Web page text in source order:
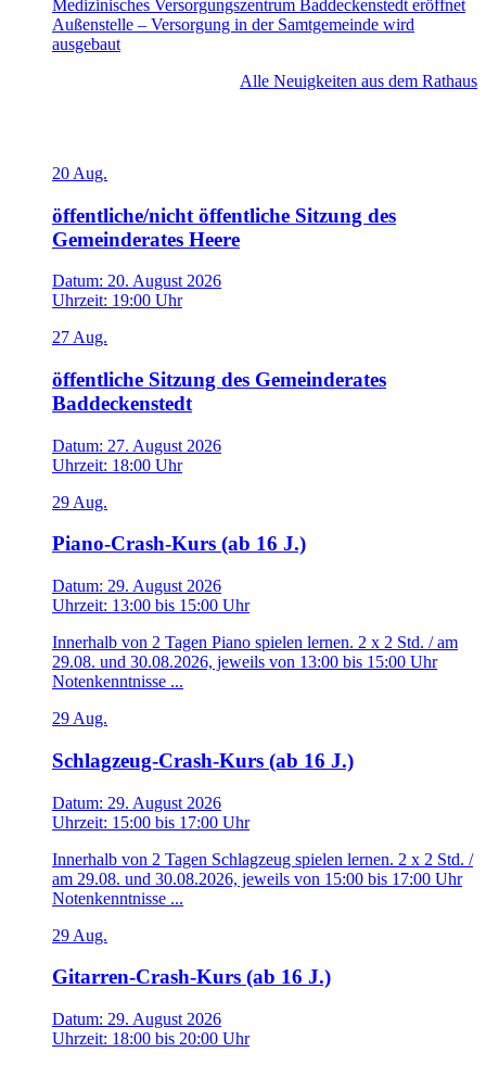
Medizinisches Versorgungszentrum Baddeckenstedt eröffnet
Außenstelle – Versorgung in der Samtgemeinde wird
ausgebaut
Alle Neuigkeiten aus dem Rathaus
20 Aug.
öffentliche/nicht öffentliche Sitzung des
Gemeinderates Heere
Datum: 20. August 2026
Uhrzeit: 19:00 Uhr
27 Aug.
öffentliche Sitzung des Gemeinderates
Baddeckenstedt
Datum: 27. August 2026
Uhrzeit: 18:00 Uhr
29 Aug.
Piano-Crash-Kurs (ab 16 J.)
Datum: 29. August 2026
Uhrzeit: 13:00 bis 15:00 Uhr
Innerhalb von 2 Tagen Piano spielen lernen. 2 x 2 Std. / am
29.08. und 30.08.2026, jeweils von 13:00 bis 15:00 Uhr
Notenkenntnisse ...
29 Aug.
Schlagzeug-Crash-Kurs (ab 16 J.)
Datum: 29. August 2026
Uhrzeit: 15:00 bis 17:00 Uhr
Innerhalb von 2 Tagen Schlagzeug spielen lernen. 2 x 2 Std. /
am 29.08. und 30.08.2026, jeweils von 15:00 bis 17:00 Uhr
Notenkenntnisse ...
29 Aug.
Gitarren-Crash-Kurs (ab 16 J.)
Datum: 29. August 2026
Uhrzeit: 18:00 bis 20:00 Uhr